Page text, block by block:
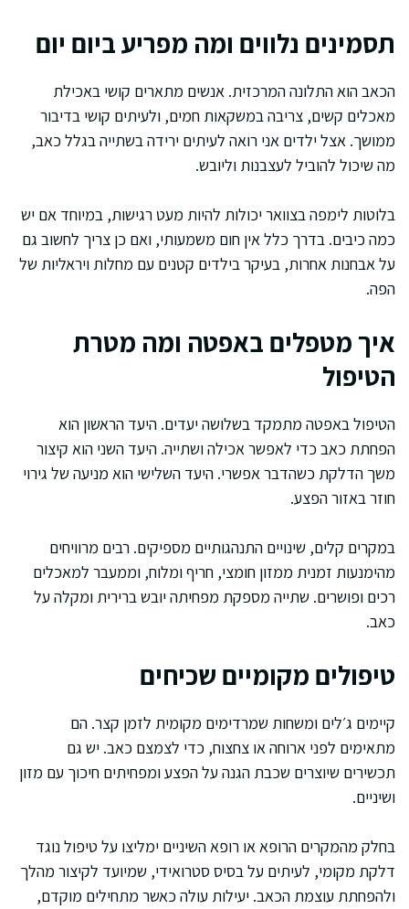
תסמינים נלווים ומה מפריע ביום יום
הכאב הוא התלונה המרכזית. אנשים מתארים קושי באכילת
מאכלים קשים, צריבה במשקאות חמים, ולעיתים קושי בדיבור
ממושך. אצל ילדים אני רואה לעיתים ירידה בשתייה בגלל כאב,
מה שיכול להוביל לעצבנות וליובש.
בלוטות לימפה בצוואר יכולות להיות מעט רגישות, במיוחד אם יש
כמה כיבים. בדרך כלל אין חום משמעותי, ואם כן צריך לחשוב גם
על אבחנות אחרות, בעיקר בילדים קטנים עם מחלות ויראליות של
הפה.
איך מטפלים באפטה ומה מטרת
הטיפול
הטיפול באפטה מתמקד בשלושה יעדים. היעד הראשון הוא
הפחתת כאב כדי לאפשר אכילה ושתייה. היעד השני הוא קיצור
משך הדלקת כשהדבר אפשרי. היעד השלישי הוא מניעה של גירוי
חוזר באזור הפצע.
במקרים קלים, שינויים התנהגותיים מספיקים. רבים מרוויחים
מהימנעות זמנית ממזון חומצי, חריף ומלוח, וממעבר למאכלים
רכים ופושרים. שתייה מספקת מפחיתה יובש ברירית ומקלה על
כאב.
טיפולים מקומיים שכיחים
קיימים ג׳לים ומשחות שמרדימים מקומית לזמן קצר. הם
מתאימים לפני ארוחה או צחצוח, כדי לצמצם כאב. יש גם
תכשירים שיוצרים שכבת הגנה על הפצע ומפחיתים חיכוך עם מזון
ושיניים.
בחלק מהמקרים הרופא או רופא השיניים ימליצו על טיפול נוגד
דלקת מקומי, לעיתים על בסיס סטרואידי, שמיועד לקיצור מהלך
ולהפחתת עוצמת הכאב. יעילות עולה כאשר מתחילים מוקדם,